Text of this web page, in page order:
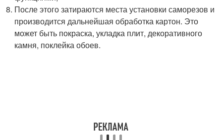
После этого затираются места установки саморезов и
производится дальнейшая обработка картон. Это
может быть покраска, укладка плит, декоративного
камня, поклейка обоев.